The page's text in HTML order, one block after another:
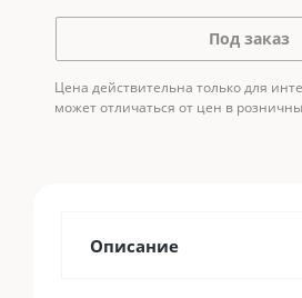
Под заказ
Цена действительна только для
может отличаться от цен в
Описание